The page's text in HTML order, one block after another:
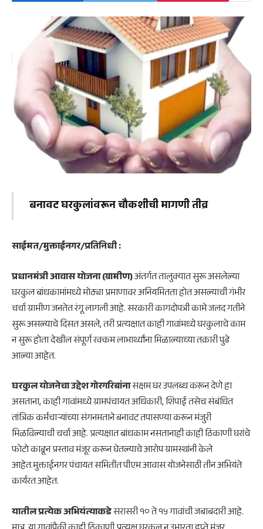
बनावट घरकुलांवरून चौकशीची मागणी तीव्र
साईमत/मुक्ताईनगर/प्रतिनिधी :
प्रधानमंत्री आवास योजना (ग्रामीण)अंतर्गत तालुक्यात सुरू असलेल्या
घरकुल बांधकामांमध्ये मोठ्या प्रमाणावर अनियमितता होत असल्याची गंभीर
चर्चा ग्रामीण जनतेत रंगू लागली आहे. सरकारी कागदोपत्री कामे जलद गतीने
सुरू असल्याचे दिसत असले, तरी प्रत्यक्षात काही गावांमध्ये घरकुलाचे काम
न सुरू होता देखील संपूर्ण रक्कम लाभार्थ्यांना मिळाल्याच्या तक्रारी पुढे
आल्या आहेत.
घरकुल योजनेचा उद्देश गोरगरिबांनासक्षम घर उपलब्ध करून देणे हा
असताना, काही गावांमध्ये ग्रामपंचायत अधिकारी, शिपाई तसेच संबंधित
तांत्रिक कर्मचाऱ्यांच्या संगनमताने बनावट तपासण्या करून मंजुरी
मिळविल्याची चर्चा आहे. प्रत्यक्षात बांधकाम नसतानाही काही ठिकाणी घरांचे
फोटो काढून प्रस्ताव मंजूर करून घेतल्याचे आरोप ग्रामस्थांनी केले
आहेत.मुक्ताईनगर पंचायत समितीत पीएम आवास योजनेसाठी तीन अभियंते
कार्यरत आहेत.
यातील प्रत्येक अभियंत्याकडेसरासरी १० ते १५ गावांची जबाबदारी आहे.